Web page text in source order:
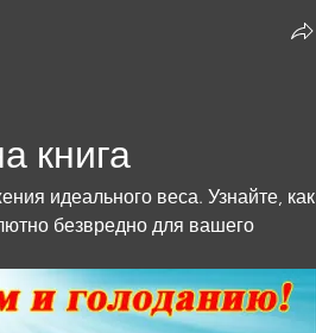
книга
идеального веса. Узнайте, как
безвредно для вашего